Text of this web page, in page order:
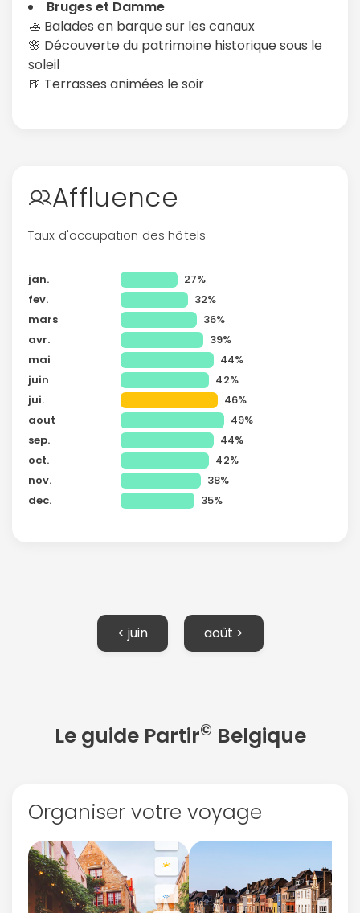
Bruges et Damme
🚣 Balades en barque sur les canaux
🌸 Découverte du patrimoine historique sous le
soleil
🍺 Terrasses animées le soir
Affluence
Taux d'occupation des hôtels
jan.
27%
fev.
32%
mars
36%
avr.
39%
mai
44%
juin
42%
jui.
46%
aout
49%
sep.
44%
oct.
42%
nov.
38%
dec.
35%
< juin août >
Le guide Partir© Belgique
Organiser votre voyage
Continuer avec Apple
ou connectez-vous par mail
confidentialité.